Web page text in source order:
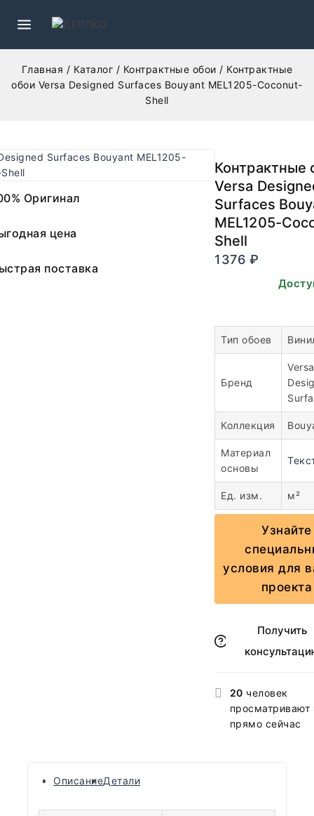
Главная / Каталог / Контрактные обои / Контрактные
обои Versa Designed Surfaces Bouyant MEL1205-Coconut-
Shell
Оригинал
цена
поставка
Контрактные
Versa
Surfaces
MEL1205-
Shell
1376 ₽
В наличии.
Тип обоев
Бренд
Versa
Коллекция
Материал
основы
Ед. изм. м²
Узнайте
условия для
проекта
Получить
20 человек
просматривают
прямо сейчас
ОписаниеДетали